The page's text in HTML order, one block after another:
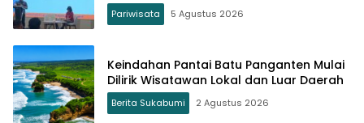
Pariwisata 5 Agustus 2026
Keindahan Pantai Batu Panganten Mulai
Dilirik Wisatawan Lokal dan Luar Daerah
Berita Sukabumi 2 Agustus 2026